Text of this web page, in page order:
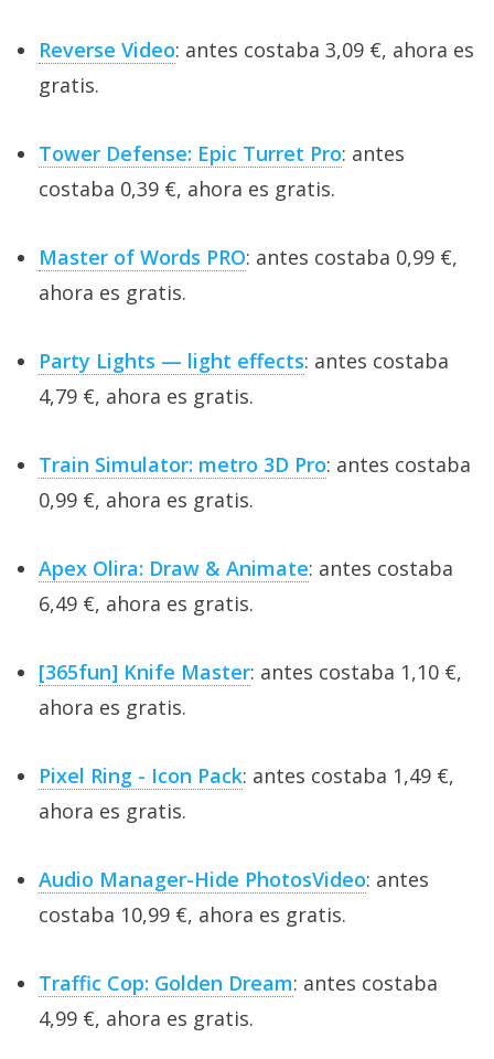
Reverse Video: antes costaba 3,09 €, ahora es
gratis.
Tower Defense: Epic Turret Pro: antes
costaba 0,39 €, ahora es gratis.
Master of Words PRO: antes costaba 0,99 €,
ahora es gratis.
Party Lights — light effects: antes costaba
4,79 €, ahora es gratis.
Train Simulator: metro 3D Pro: antes costaba
0,99 €, ahora es gratis.
Apex Olira: Draw & Animate: antes costaba
6,49 €, ahora es gratis.
[365fun] Knife Master: antes costaba 1,10 €,
ahora es gratis.
Pixel Ring - Icon Pack: antes costaba 1,49 €,
ahora es gratis.
Audio Manager-Hide PhotosVideo: antes
costaba 10,99 €, ahora es gratis.
Traffic Cop: Golden Dream: antes costaba
4,99 €, ahora es gratis.